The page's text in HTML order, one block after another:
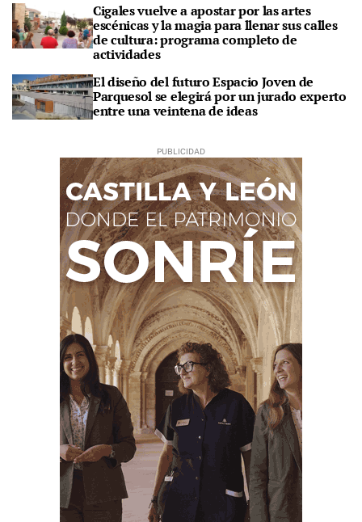
Cigales vuelve a apostar por las artes
escénicas y la magia para llenar sus calles
de cultura: programa completo de
actividades
El diseño del futuro Espacio Joven de
Parquesol se elegirá por un jurado experto
entre una veintena de ideas